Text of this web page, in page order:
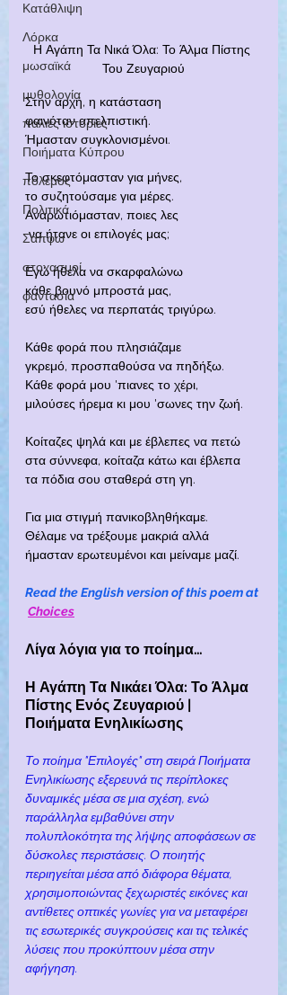
Κατάθλιψη
Λόρκα
μωσαϊκά
μυθολογία
παλιές ιστορίες
Ποιήματα Κύπρου
πόλεμος
Πολιτικά
Σαπφώ
στοχασμοί
φαντασία
Η Αγάπη Τα Νικά Όλα: Το Άλμα Πίστης
Του Ζευγαριού
Στην αρχή, η κατάσταση
φαινόταν απελπιστική.
Ήμασταν συγκλονισμένοι.
Το σκεφτόμασταν για μήνες,
το συζητούσαμε για μέρες.
Αναρωτιόμασταν, ποιες λες
να ήτανε οι επιλογές μας;
Εγώ ήθελα να σκαρφαλώνω
κάθε βουνό μπροστά μας,
εσύ ήθελες να περπατάς τριγύρω.
Κάθε φορά που πλησιάζαμε
γκρεμό, προσπαθούσα να πηδήξω.
Κάθε φορά μου 'πιανες το χέρι,
μιλούσες ήρεμα κι μου 'σωνες την ζωή.
Κοίταζες ψηλά και με έβλεπες να πετώ
στα σύννεφα, κοίταζα κάτω και έβλεπα
τα πόδια σου σταθερά στη γη.
Για μια στιγμή πανικοβληθήκαμε.
Θέλαμε να τρέξουμε μακριά αλλά
ήμασταν ερωτευμένοι και μείναμε μαζί.
Read the English version of this poem at
Choices
Λίγα λόγια για το ποίημα…
Η Αγάπη Τα Νικάει Όλα: Το Άλμα
Πίστης Ενός Ζευγαριού |
Ποιήματα Ενηλικίωσης
Το ποίημα "Επιλογές" στη σειρά Ποιήματα
Ενηλικίωσης εξερευνά τις περίπλοκες
δυναμικές μέσα σε μια σχέση, ενώ
παράλληλα εμβαθύνει στην
πολυπλοκότητα της λήψης αποφάσεων σε
δύσκολες περιστάσεις. Ο ποιητής
περιηγείται μέσα από διάφορα θέματα,
χρησιμοποιώντας ξεχωριστές εικόνες και
αντίθετες οπτικές γωνίες για να μεταφέρει
τις εσωτερικές συγκρούσεις και τις τελικές
λύσεις που προκύπτουν μέσα στην
αφήγηση.